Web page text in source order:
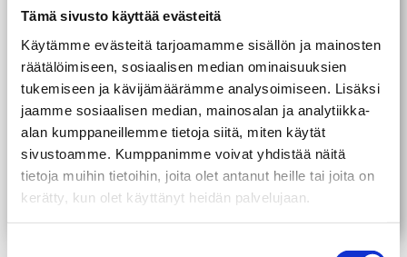
Tämä sivusto käyttää evästeitä
Käytämme evästeitä tarjoamamme sisällön ja mainosten
räätälöimiseen, sosiaalisen median ominaisuuksien
tukemiseen ja kävijämäärämme analysoimiseen. Lisäksi
jaamme sosiaalisen median, mainosalan ja analytiikka-
alan kumppaneillemme tietoja siitä, miten käytät
sivustoamme. Kumppanimme voivat yhdistää näitä
tietoja muihin tietoihin, joita olet antanut heille tai joita on
kerätty, kun olet käyttänyt heidän palvelujaan.
Et tee tilausta painamalla “Seuraava”
Seuraava
Puhelinnumeroasi käytetään vain osoitteen hakuun, ei
puhelinmyyntiin.